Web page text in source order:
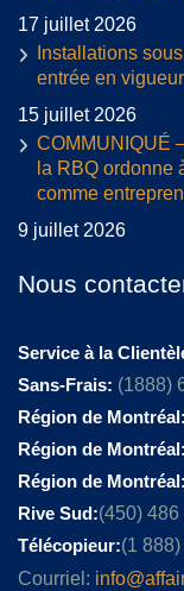
17 juillet 2026
Installations
entrée en vigueur
15 juillet 2026
COMMUNIQUÉ
la RBQ ordonne
comme
9 juillet 2026
Nous
Service à la
Sans-Frais: (1888)
Région de Montréal:
Région de Montréal:
Région de Montréal:
Rive Sud:(450) 486
Télécopieur:(1
Courriel: